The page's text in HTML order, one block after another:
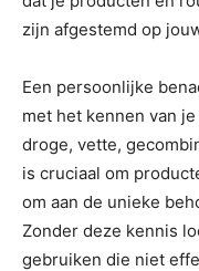
zijn afgestemd op
Een persoonlijke
met het kennen van
droge, vette,
is cruciaal om
om aan de unieke
Zonder deze kennis
gebruiken die niet